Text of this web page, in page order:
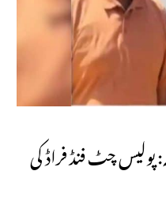
پولیس چٹ فنڈ فراڈ کی